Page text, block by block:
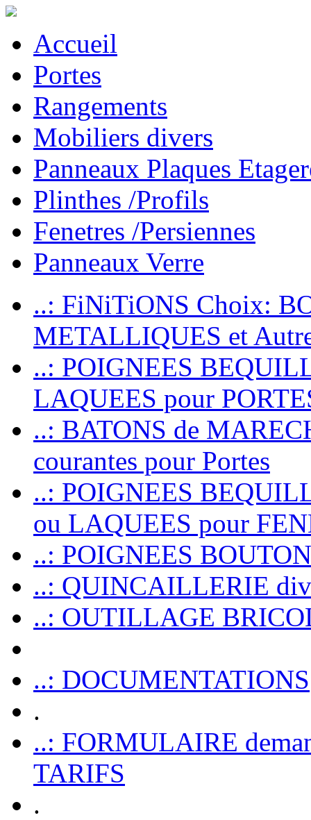
Accueil
Portes
Rangements
Mobiliers divers
Panneaux Plaques
Plinthes /Profils
Fenetres /Persiennes
Panneaux Verre
..: FiNiTiONS Choix:
METALLIQUES et
..: POIGNEES
LAQUEES pour
..: BATONS de
courantes pour Portes
..: POIGNEES
ou LAQUEES pour
..: POIGNEES
..: QUINCAILLERIE
..: OUTILLAGE
..: DOCUMENTATIONS
.
..: FORMULAIRE
TARIFS
.